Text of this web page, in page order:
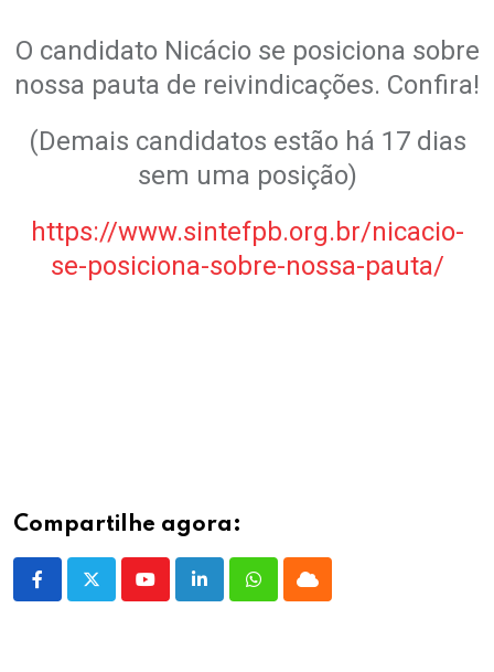
O candidato Nicácio se posiciona sobre
nossa pauta de reivindicações. Confira!
(Demais candidatos estão há 17 dias
sem uma posição)
https://www.sintefpb.org.br/nicacio-
se-posiciona-sobre-nossa-pauta/
Compartilhe agora:
YoutubeLinkedInWhatsappCloud